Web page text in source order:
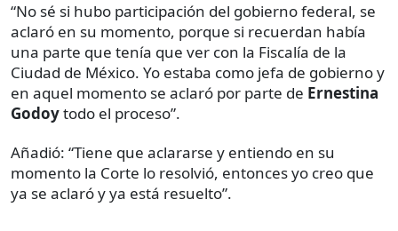
“No sé si hubo participación del gobierno federal, se
aclaró en su momento, porque si recuerdan había
una parte que tenía que ver con la Fiscalía de la
Ciudad de México. Yo estaba como jefa de gobierno y
en aquel momento se aclaró por parte de Ernestina
Godoytodo el proceso”.
Añadió: “Tiene que aclararse y entiendo en su
momento la Corte lo resolvió, entonces yo creo que
ya se aclaró y ya está resuelto”.